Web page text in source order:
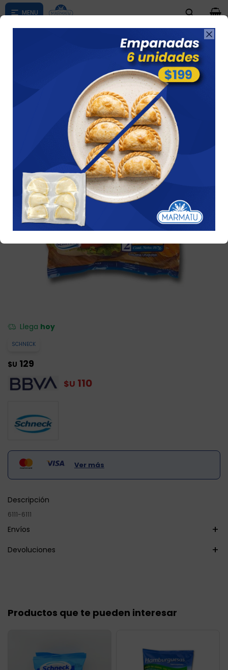

según su zona
0

Llega hoy
SCHNECK
$U 129
$U 110
Ver más
Descripción
6111-6111
Envíos
Devoluciones
Productos que te pueden interesar